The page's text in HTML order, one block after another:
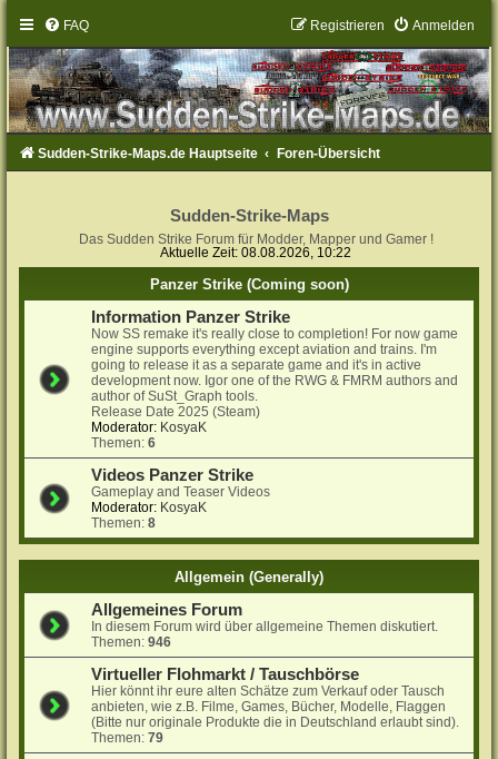
FAQ Anmelden
Registrieren
Sudden-Strike-Maps.de Hauptseite Foren-Übersicht
Sudden-Strike-Maps
Das Sudden Strike Forum für Modder, Mapper und Gamer !
Aktuelle Zeit: 08.08.2026, 10:22
Panzer Strike (Coming soon)
Information Panzer Strike
Now SS remake it's really close to completion! For now game
engine supports everything except aviation and trains. I'm
going to release it as a separate game and it's in active
development now. Igor one of the RWG & FMRM authors and
author of SuSt_Graph tools.
Release Date 2025 (Steam)
Moderator: KosyaK
Themen:6
Videos Panzer Strike
Gameplay and Teaser Videos
Moderator: KosyaK
Themen:8
Allgemein (Generally)
Allgemeines Forum
In diesem Forum wird über allgemeine Themen diskutiert.
Themen:946
Virtueller Flohmarkt / Tauschbörse
Hier könnt ihr eure alten Schätze zum Verkauf oder Tausch
anbieten, wie z.B. Filme, Games, Bücher, Modelle, Flaggen
(Bitte nur originale Produkte die in Deutschland erlaubt sind).
Themen:79